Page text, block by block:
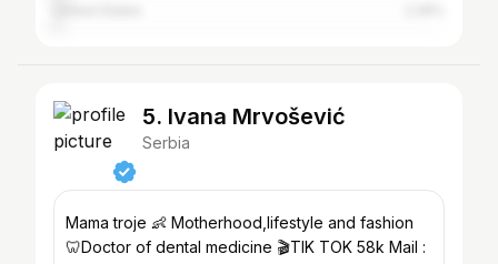
5. Ivana Mrvošević
Serbia
Mama troje 👶 Motherhood,lifestyle and fashion
🦷Doctor of dental medicine 🎬TIK TOK 58k Mail :